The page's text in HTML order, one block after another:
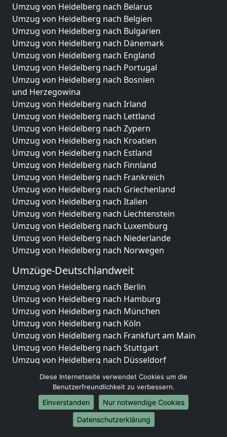
Umzug von Heidelberg nach Belarus
Umzug von Heidelberg nach Belgien
Umzug von Heidelberg nach Bulgarien
Umzug von Heidelberg nach Dänemark
Umzug von Heidelberg nach England
Umzug von Heidelberg nach Portugal
Umzug von Heidelberg nach Bosnien
und Herzegowina
Umzug von Heidelberg nach Irland
Umzug von Heidelberg nach Lettland
Umzug von Heidelberg nach Zypern
Umzug von Heidelberg nach Kroatien
Umzug von Heidelberg nach Estland
Umzug von Heidelberg nach Finnland
Umzug von Heidelberg nach Frankreich
Umzug von Heidelberg nach Griechenland
Umzug von Heidelberg nach Italien
Umzug von Heidelberg nach Liechtenstein
Umzug von Heidelberg nach Luxemburg
Umzug von Heidelberg nach Niederlande
Umzug von Heidelberg nach Norwegen
Umzüge-Deutschlandweit
Umzug von Heidelberg nach Berlin
Umzug von Heidelberg nach Hamburg
Umzug von Heidelberg nach München
Umzug von Heidelberg nach Köln
Umzug von Heidelberg nach Frankfurt am Main
Umzug von Heidelberg nach Stuttgart
Umzug von Heidelberg nach Düsseldorf
Umzug von Heidelberg nach Leipzig
Umzug von Heidelberg nach Dortmund
Umzug von Heidelberg nach Essen
Umzug von Heidelberg nach Bremen
Umzug von Heidelberg nach Dresden
Diese Internetseite verwendet Cookies um die
Benutzerfreundlichkeit zu verbessern.
Einverstanden
Nur notwendige Cookies
Datenschutzerklärung